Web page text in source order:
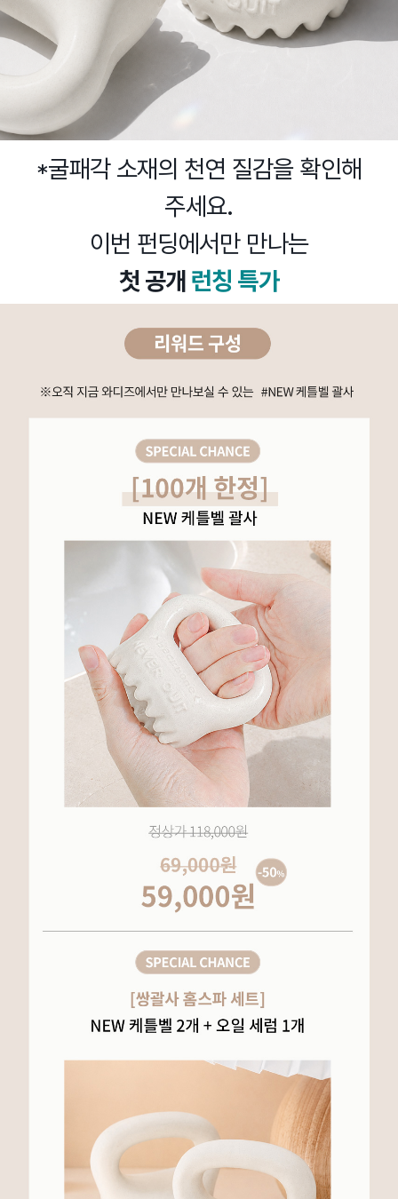
*굴패각 소재의 천연 질감을 확인해
주세요.
이번 펀딩에서만 만나는
첫 공개 런칭 특가